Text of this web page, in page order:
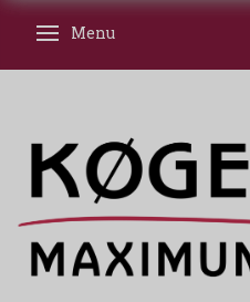
Skifte navigation
Menu